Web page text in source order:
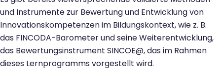
und Instrumente zur Bewertung und Entwicklung von
Innovationskompetenzen im Bildungskontext, wie z. B.
das FINCODA-Barometer und seine Weiterentwicklung,
das Bewertungsinstrument SINCOE@, das im Rahmen
dieses Lernprogramms vorgestellt wird.